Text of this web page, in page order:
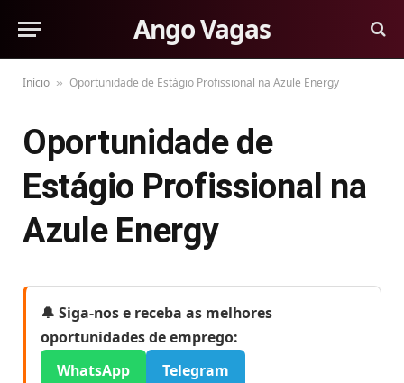
Ango Vagas
Início » Oportunidade de Estágio Profissional na Azule Energy
Oportunidade de
Estágio Profissional na
Azule Energy
🔔 Siga-nos e receba as melhores
oportunidades de emprego:
WhatsApp
Telegram